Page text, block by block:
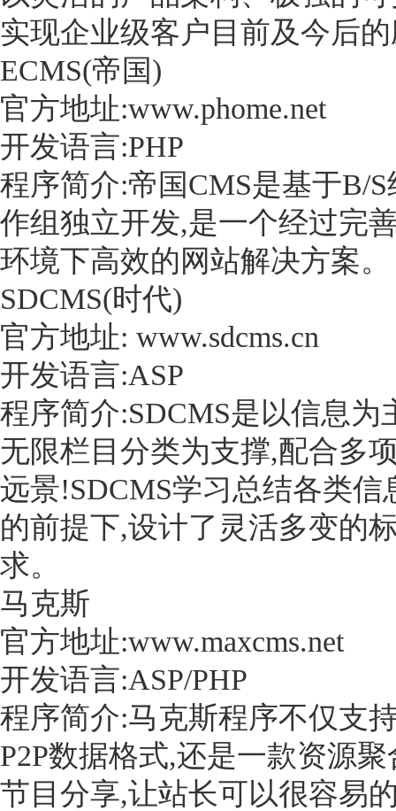
实现企业级客户目前及今后
ECMS(帝国)
官方地址:www.phome.net
开发语言:PHP
程序简介:帝国CMS是基于B/
作组独立开发,是一个经过完
环境下高效的网站解决方案。
SDCMS(时代)
官方地址: www.sdcms.cn
开发语言:ASP
程序简介:SDCMS是以信息
无限栏目分类为支撑,配合多
远景!SDCMS学习总结各类
的前提下,设计了灵活多变的
求。
马克斯
官方地址:www.maxcms.net
开发语言:ASP/PHP
程序简介:马克斯程序不仅支
P2P数据格式,还是一款资源
节目分享,让站长可以很容易